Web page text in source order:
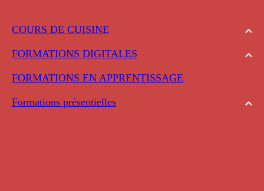
COURS DE CUISINE
FORMATIONS DIGITALES
FORMATIONS EN APPRENTISSAGE
Formations présentielles